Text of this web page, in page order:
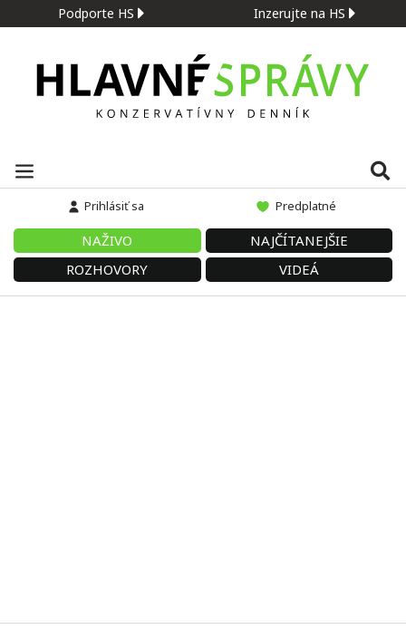
Podporte HS Inzerujte na HS
Prihlásiť sa Predplatné
NAŽIVO
NAJČÍTANEJŠIE
ROZHOVORY
VIDEÁ